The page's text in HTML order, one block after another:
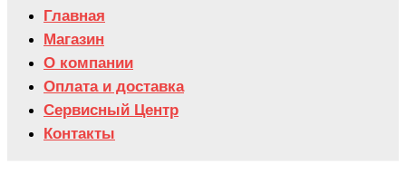
Главная
Магазин
О компании
Оплата и доставка
Сервисный Центр
Контакты